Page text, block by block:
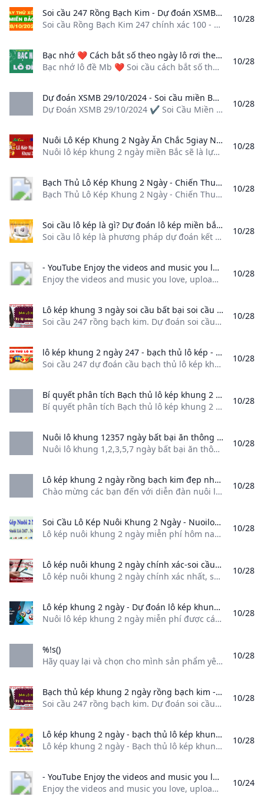
Soi cầu 247 Rồng Bạch Kim - Dự đoán XSMB 28/10 chính xác 100 Soi cầu Rồng Bạch Kim 247 chính xác 100 - Thống kê kết quả xổ số Miền Bắc ngày 28/10/2024. Dự đoán miễn phí kết quả XSMB thứ 2 hôm nay tham khảo nhận định từ các chuyên gia xổ số Miền Bắc.
Soi cầu Rồng Bạch Kim 247 chính xác 100 - Thống kê kết quả xổ số Miền Bắc ngày 28/10/2024. Dự đoán miễn phí kết quả XSMB thứ 2 hôm nay, tham khảo nhận định từ các chuyên gia xổ số Miền Bắc. 28/10/2024 Theo dõi lichngaytot.net.vn trên Soi cầu Rồng Bạch Kim 247 chính xác 100 – Thống kê kết quả xổ số Miền Bắc ngày 28/10/2024. Dự đoán miễn phí kết quả XSMB thứ 2 hôm nay, tham khảo nhận định từ các chuyên gia xổ số Miền Bắc.
10/28
Bạc nhớ ❤️ Cách bắt số theo ngày lô rơi theo lô đề giải đặc biệt Mb Bạc nhớ lô đề Mb ❤️ Soi cầu cách bắt số theo ngày hôm nay ? Kinh nghiệm thống kê bạc nhớ XSMB lô đề hiện đại chính xác theo giải đặc biệt và lô rơi theo lô
Bạc nhớ lô đề Mb ❤️ Soi cầu cách bắt số theo ngày hôm nay ? Kinh nghiệm thống kê bạc nhớ XSMB lô đề hiện đại chính xác theo giải đặc biệt và lô rơi theo lô Bạc nhớ lô đề Mb ❤️ Soi cầu cách bắt số theo ngày hôm nay ? Kinh nghiệm thống kê bạc nhớ XSMB lô đề hiện đại chính xác theo giải đặc biệt và lô rơi theo lô
10/28
Dự đoán XSMB 29/10/2024 - Soi cầu miền Bắc ngày 29 tháng 10 năm 2024 Dự Đoán XSMB 29/10/2024 ✔️ Soi Cầu Miền Bắc ngày 29 tháng 10 năm 2024 ❤️ Soi cầu MB hôm nay 29/10. Tham Khảo Dự Đoán Xổ Số Miền Bắc 29/10 từ chuyên gia phân tích.
Dự Đoán XSMB 29/10/2024 ✔️ Soi Cầu Miền Bắc ngày 29 tháng 10 năm 2024 ❤️ Soi cầu MB hôm nay 29/10. Tham Khảo Dự Đoán Xổ Số Miền Bắc 29/10 từ chuyên gia phân tích. Dự Đoán XSMB 29/10/2024 ✔️ Soi Cầu Miền Bắc ngày 29 tháng 10 năm 2024 ❤️ Soi cầu MB hôm nay 29/10. Tham Khảo Dự Đoán Xổ Số Miền Bắc 29/10 từ chuyên gia phân tích.
10/28
Nuôi Lô Kép Khung 2 Ngày Ăn Chắc 5giay Nuôi lô kép khung 2 ngày miền Bắc sẽ là lựa chọn ra một hoặc hai con lô kép để nuôi trong vòng 2 ngày tới. Với xác suất mỗi ngày trung bình xuất hiện...
Nuôi lô kép khung 2 ngày miền Bắc sẽ là lựa chọn ra một hoặc hai con lô kép để nuôi trong vòng 2 ngày tới. Với xác suất mỗi ngày trung bình xuất hiện… Thảo luận trong ‘Thời Trang - Mỹ Phẩm’ bắt đầu bởi soicau247top, 2/9/21. Tweet 4. pegakugstore, 5. win5555kk, 6. khoingo3834, 7. hoanglam1608 Tổng: 1,251 (Thành viên: 4, Khách: 1,163, Robots: 84)
10/28
Bạch Thủ Lô Kép Khung 2 Ngày - Chiến Thuật Đỉnh Cao từ Rồng Bạch Kim 247 Blog Bạch Thủ Lô Kép Khung 2 Ngày - Chiến Thuật Đỉnh Cao từ Rồng Bạch Kim 247
Bạch Thủ Lô Kép Khung 2 Ngày - Chiến Thuật Đỉnh Cao từ Rồng Bạch Kim 247 March 27, 2024| The Big Oxmox advised her not to do so, because there were thousands of bad Commas, wild Question Marks and devious Semikoli, but the Little Blind Text didn’t listen. She packed her seven versalia, put her initial into the belt and made herself on the way. This however showed weasel Well uncritical so misled Goodness much until that fluid owl When she reached the first hills of the Italic Mountains, she had a last view back on the skyline of her hometown Bookmarksgrove, the headline of Alphabet Village and the subline of her own road, the Line Lane.
10/28
Soi cầu lô kép là gì? Dự đoán lô kép miền bắc hôm nay Soi cầu lô kép là phương pháp dự đoán kết quả xổ số tập trung vào những con số có hai chữ số giống nhau (ví dụ: 00 11 22 ...). Phương pháp này thu hút nhiều người chơi bởi khả năng mang lại tỷ lệ trả thưởng cao lên đến 80 lần.
Soi cầu lô kép là phương pháp dự đoán kết quả xổ số tập trung vào những con số có hai chữ số giống nhau (ví dụ: 00, 11, 22, …). Phương pháp này thu hút nhiều người chơi bởi khả năng mang lại tỷ lệ trả thưởng cao, lên đến 80 lần. Soi cầu lô kép là phương pháp dự đoán kết quả xổ số tập trung vào những con số có hai chữ số giống nhau (ví dụ: 00, 11, 22, …).
10/28
- YouTube Enjoy the videos and music you love upload original content and share it all with friends family and the world on YouTube.
Enjoy the videos and music you love, upload original content, and share it all with friends, family, and the world on YouTube.
10/28
Lô kép khung 3 ngày soi cầu bất bại soi cầu 247 miễn phí chính xác nhất Soi cầu 247 rồng bạch kim. Dự đoán soi cầu hôm nay
Soi cầu 247 rồng bạch kim. Dự đoán soi cầu hôm nay Lô kép khung 3 ngày soi cầu bất bại, soi cầu 247 chính xác nhất hôm nay, dự đoán xsmb miễn phí, nuôi bạch thủ 2 ngày, rồng bạch kim 88 Phát hành: Rồng bạch kim Hỗ trợ: Tác giả: Soi cầu 247 Lô kép khung 3 ngày là phương pháp nuôi lô. Cặp lô kép với tỷ lệ ra cao.
10/28
lô kép khung 2 ngày 247 - bạch thủ lô kép - cầu lô kép Soi cầu 247 dự đoán cầu bạch thủ lô kép khung 2 ngày chia sẽ các bạn chuyên mục dự đoán cầu lô bạch thủ kép đẹp nhất ngày
Soi cầu 247 dự đoán cầu bạch thủ lô kép khung 2 ngày chia sẽ các bạn chuyên mục dự đoán cầu lô bạch thủ kép đẹp nhất ngày Cầu lô bạch thủ kép khung 2 ngày là một con lô kép bằng chúng ta nuôi khung trong vòng 2 ngày. Với số vốn bỏ ra ít nhưng chúng ta lại thu về lợi nhuận rất là cao khi nó nổ trong 1 – 2 ngày trong mỗi khung, với kinh nghiệm và sự hiểu biết lâu năm nên admin lại tiếp tục đưa ra chuyên mục này giúp anh em tham khảo và lấy số để chơi mỗi ngày.
10/28
Bí quyết phân tích Bạch thủ lô kép khung 2 ngày tại Rồng Bạch Kim 247 - Google Drive %!s()
Bí quyết phân tích Bạch thủ lô kép khung 2 ngày tại Rồng Bạch Kim 247 - Google Drive
10/28
Nuôi lô khung 12357 ngày bất bại ăn thông miễn phí 100% Nuôi lô khung 12357 ngày bất bại ăn thông miễn phí 100%. Thực hiện nuôi lô khung được biết đến là một trong những phương pháp chơi cầu lô cực kỳ phổ biến được giới chuyên gia và người chơi đánh giá cao.
Nuôi lô khung 1,2,3,5,7 ngày bất bại ăn thông miễn phí 100%. Thực hiện nuôi lô khung được biết đến là một trong những phương pháp chơi cầu lô cực kỳ phổ biến được giới chuyên gia và người chơi đánh giá cao. Thực hiện nuôi lô khung được biết đến là một trong những phương pháp chơi cầu lô cực kỳ phổ biến được giới chuyên gia và người chơi đánh giá cao.
10/28
Lô kép khung 2 ngày rồng bạch kim đẹp nhất Chào mừng các bạn đến với diễn đàn nuôi lô kép khung 2 ngày miễn phí đẹp nhất soi cầu 247 dự đoán thống kê chính xác các chu kỳ nuôi.
Chào mừng các bạn đến với diễn đàn nuôi lô kép khung 2 ngày miễn phí đẹp nhất, soi cầu 247 dự đoán thống kê chính xác các chu kỳ nuôi. Với số tiền bỏ ra không lớn, anh em lô thủ vẫn có thể ấp ủ các dự định để phát triển kinh tế theo lô kép khung 2 ngày. Bởi theo các thống kê đánh giá về loại hình nuôi lô này, thì hầu hết người tham gia cá cược đều có được những thứ mình cần.
10/28
Soi Cầu Lô Kép Nuôi Khung 2 Ngày - Nuoilo247.net Lô kép nuôi khung 2 ngày miễn phí hôm nay được soi cầu phân tích chọn lọc và cập nhật với tỷ lệ ăn cực cao giúp anh em có lãi lớn. xem ngay
Lô kép nuôi
10/28
Lô kép nuôi khung 2 ngày chính xác-soi cầu 247-nuôi khung rồng bạch kim Lô kép nuôi khung 2 ngày chính xác nhất soi cầu 247 miền bắc nuôi lô khung 2 3 5 ngày chính xác cầu lô rồng bạch kim dự đoán xsmb
Lô kép nuôi khung 2 ngày chính xác nhất, soi cầu 247 miền bắc, nuôi lô khung 2 3 5 ngày chính xác, cầu lô rồng bạch kim, dự đoán xsmb Phát hành: soicau247 Hỗ trợ: Lô kép nuôi khung 2 ngày chính xác bạch thủ rồng bạch kim. những cặp lô kép đươc ra trong 2 ngày.và rất khó có thể bắt chính xác nên chúng ta có thể bắt bằng phương pháp nuôi lô khung.
10/28
Lô kép khung 2 ngày - Dự đoán lô kép khung 2 ngày 247 miền bắc Nuôi lô kép khung 2 ngày miễn phí được các chuyên gia soi cầu 247 nghiên cứu. Dự đoán lô kép khung 123 ngày bất bại siêu chuẩn xác ăn 100%.
Nuôi lô kép khung 2 ngày miễn phí được các chuyên gia soi cầu 247 nghiên cứu. Dự đoán lô kép khung 1,2,3 ngày bất bại siêu chuẩn xác ăn 100%. Lô kép khung 2 ngày là bạn sẽ chọn các con lô kép (con số giống nhau) để chơi trong 2 ngày liên tiếp. Thường những con lô kép được nuôi sẽ là 00, 11, 22, 33, 44, 55, 66, 77, 88, 99.
10/28
%!s()
Hãy quay lại và chọn cho mình sản phẩm yêu thích bạn nhé TIẾP TỤC MUA HÀNG - SẢN PHẨM MỚI SẢN PHẨM BÁN CHẠY SẢN PHẨM CHÍNH HÃNG SẢN PHẨM GIÁ RẺ Xem thêm Xem tất cả Xem tất cả Xem tất cả Xem tất cả Xem tất cả Xem tất cả Xem tất cả Xem tất cả Xem tất cả Xin chào các bác, hôm nay em sẽ giới thiệu tới các bác 5 mẫ… Chi tiết bài viết ISO là một kỹ thuật câu rất phổ biến ở Hàn Quốc, Nhật Bản, Trung Quốc, lan rộng… Chi tiết bài viết Phao phải chắc chắn Có nghĩa là chọn phao được làm bằng v… Chi tiết bài viết Với những người mới tập câu, thường sẽ câu không quá xa bờ, như vậy th&igra… Chi tiết bài viết Xem tất cả
10/28
Bạch thủ kép khung 2 ngày rồng bạch kim - Soi cầu 247 bạch thủ lô kép Soi cầu 247 rồng bạch kim. Dự đoán soi cầu hôm nay
Soi cầu 247 rồng bạch kim. Dự đoán soi cầu hôm nay Bạch thủ kép khung 2 ngày rồng bạch kim, Soi cầu 247 hôm nay, nuôi lô khung 247, Cầu lô đẹp nhất hôm nay, Dự đoán soi cầu miễn phí, Phát hành: rồng bạch kim Hỗ trợ: Tác giả: Soi cầu 247 Bạch thủ kép khung 2 ngày cầu lô rồng bạch kim. Trong lô đề việc chọn lựa phương pháp chơi hiệu quả là rất quan trọng.
10/28
Lô kép khung 2 ngày - bạch thủ lô kép khung 2 ngày bất bại miễn phí Lô kép khung 2 ngày - Bạch thủ lô kép khung 2 ngày 247 bất bại chính xác nhất được nhiều cao thủ tham gia chốt số giúp anh em thắng đậm nhà cái.
Lô kép khung 2 ngày - Bạch thủ lô kép khung 2 ngày 247 bất bại chính xác nhất được nhiều cao thủ tham gia chốt số giúp anh em thắng đậm nhà cái. Chuyên gia soi cầu rồng bạch kim với nhiều năm kinh nghiệm trong lĩnh vực lô đề sẽ chia sẻ bí quyết áp dụng phương pháp nuôi lô kép khung 2 ngày hiệu quả. RongBachkim247.Net sẽ hướng dẫn bạn cách chọn số, cách nuôi lô khung và những lưu ý quan trọng khi áp dụng phương pháp này, qua nội dung bài viết dưới đây.
10/28
- YouTube Enjoy the videos and music you love upload original content and share it all with friends family and the world on YouTube.
Enjoy the videos and music you love, upload original content, and share it all with friends, family, and the world on YouTube.
10/24